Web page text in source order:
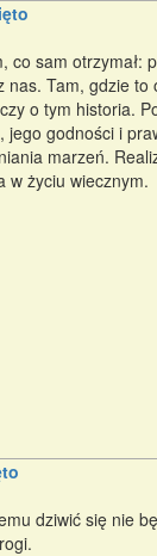
co sam
Tam, gdzie
o tym historia.
godności i
marzeń.
w życiu wiecznym.
dziwić się nie